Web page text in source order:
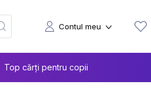
Top cărți pentru copii
Contul meu